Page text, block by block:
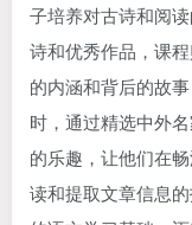
子培养对古诗和阅
诗和优秀作品，课
的内涵和背后的故
时，通过精选中外
的乐趣，让他们在
读和提取文章信息